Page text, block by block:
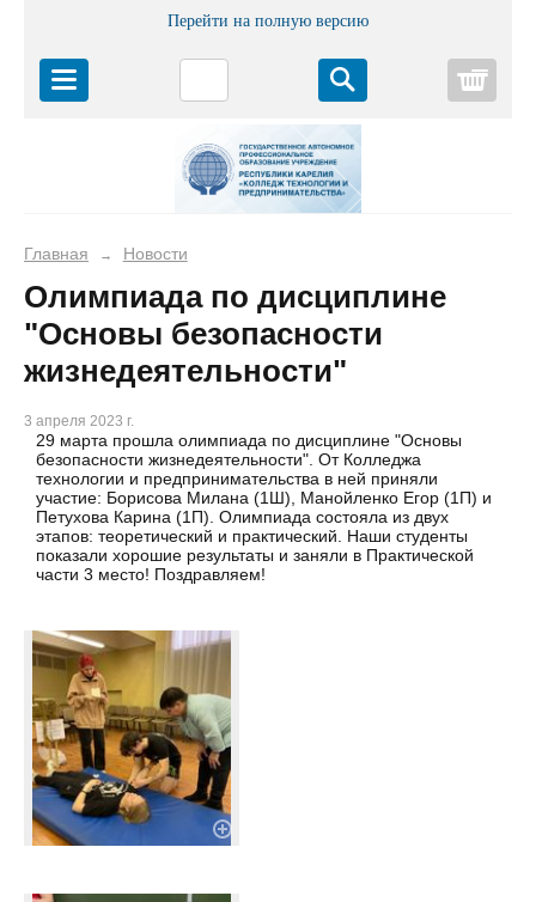
Перейти на полную версию
Главная → Новости
Олимпиада по дисциплине
"Основы безопасности
жизнедеятельности"
3 апреля 2023 г.
29 марта прошла олимпиада по дисциплине "Основы
безопасности жизнедеятельности". От Колледжа
технологии и предпринимательства в ней приняли
участие: Борисова Милана (1Ш), Манойленко Егор (1П) и
Петухова Карина (1П). Олимпиада состояла из двух
этапов: теоретический и практический. Наши студенты
показали хорошие результаты и заняли в Практической
части 3 место! Поздравляем!